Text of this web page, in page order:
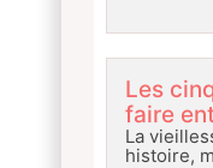
Les
faire
La
histoire,